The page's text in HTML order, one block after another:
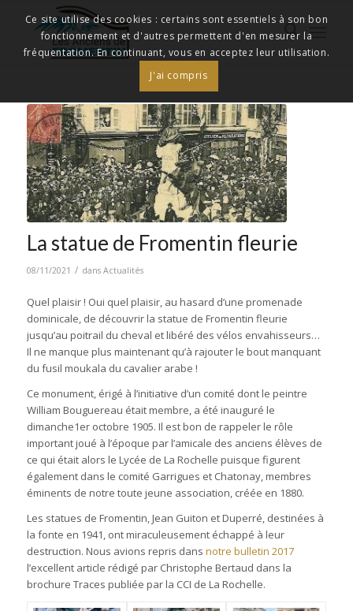
La statue de Fromentin fleurie
08/11/2021 / dans Actualités
Quel plaisir ! Oui quel plaisir, au hasard d’une promenade
dominicale, de découvrir la statue de Fromentin fleurie
jusqu’au poitrail du cheval et libéré des vélos envahisseurs…
Il ne manque plus maintenant qu’à rajouter le bout manquant
du fusil moukala du cavalier arabe !
Ce monument, érigé à l’initiative d’un comité dont le peintre
William Bouguereau était membre, a été inauguré le
dimanche1er octobre 1905. Il est bon de rappeler le rôle
important joué à l’époque par l’amicale des anciens élèves de
ce qui était alors le Lycée de La Rochelle puisque figurent
également dans le comité Garrigues et Chatonay, membres
éminents de notre toute jeune association, créée en 1880.
Les statues de Fromentin, Jean Guiton et Duperré, destinées à
la fonte en 1941, ont miraculeusement échappé à leur
destruction. Nous avions repris dans notre bulletin 2017
l’excellent article rédigé par Christophe Bertaud dans la
brochure Traces publiée par la CCI de La Rochelle.
Ce site utilise des cookies : certains sont essentiels à son bon
fonctionnement et d'autres permettent d'en mesurer la
fréquentation. En continuant, vous en acceptez leur utilisation.
J'ai compris